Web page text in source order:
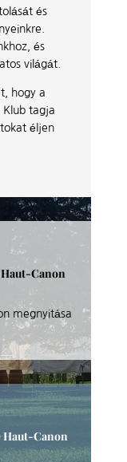
és
és
világát.
hogy a
Klub tagja
éljen
Haut-Canon
megnyitása
Haut-Canon